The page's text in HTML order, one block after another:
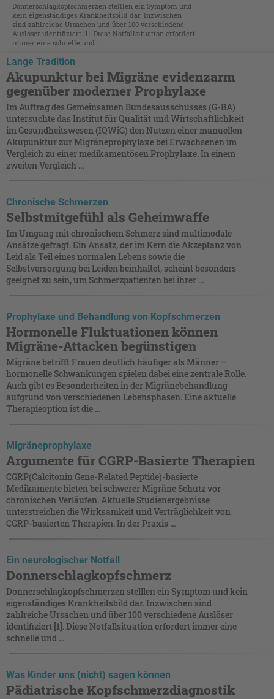
Donnerschlagkopfschmerzen stelllen ein Symptom und
kein eigenständiges Krankheitsbild dar. Inzwischen
sind zahlreiche Ursachen und über 100 verschiedene
Auslöser identifiziert [1]. Diese Notfallsituation erfordert
immer eine schnelle und ...
Lange Tradition
Akupunktur bei Migräne evidenzarm
gegenüber moderner Prophylaxe
Im Auftrag des Gemeinsamen Bundesausschusses (G-BA)
untersuchte das Institut für Qualität und Wirtschaftlichkeit
im Gesundheitswesen (IQWiG) den Nutzen einer manuellen
Akupunktur zur Migräneprophylaxe bei Erwachsenen im
Vergleich zu einer medikamentösen Prophylaxe. In einem
zweiten Vergleich ...
Chronische Schmerzen
Selbstmitgefühl als Geheimwaffe
Im Umgang mit chronischem Schmerz sind multimodale
Ansätze gefragt. Ein Ansatz, der im Kern die Akzeptanz von
Leid als Teil eines normalen Lebens sowie die
Selbstversorgung bei Leiden beinhaltet, scheint besonders
geeignet zu sein, um Schmerzpatienten bei ihrer ...
Prophylaxe und Behandlung von Kopfschmerzen
Hormonelle Fluktuationen können
Migräne-Attacken begünstigen
Migräne betrifft Frauen deutlich häufiger als Männer –
hormonelle Schwankungen spielen dabei eine zentrale Rolle.
Auch gibt es Besonderheiten in der Migränebehandlung
aufgrund von verschiedenen Lebensphasen. Eine aktuelle
Therapieoption ist die ...
Migräneprophylaxe
Argumente für CGRP-Basierte Therapien
CGRP(Calcitonin Gene-Related Peptide)-basierte
Medikamente bieten bei schwerer Migräne Schutz vor
chronischen Verläufen. Aktuelle Studienergebnisse
unterstreichen die Wirksamkeit und Verträglichkeit von
CGRP-basierten Therapien. In der Praxis ...
Ein neurologischer Notfall
Donnerschlagkopfschmerz
Donnerschlagkopfschmerzen stelllen ein Symptom und kein
eigenständiges Krankheitsbild dar. Inzwischen sind
zahlreiche Ursachen und über 100 verschiedene Auslöser
identifiziert [1]. Diese Notfallsituation erfordert immer eine
schnelle und ...
Was Kinder uns (nicht) sagen können
Pädiatrische Kopfschmerzdiagnostik